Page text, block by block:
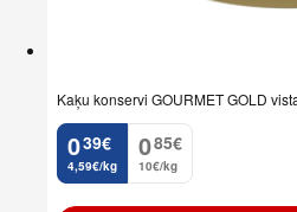
Kaķu konservi GOURMET GOLD
0
. 39€
4,59€/kg
0
. 85€
10€/kg